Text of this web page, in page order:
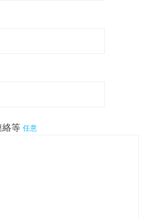
絡等 任意